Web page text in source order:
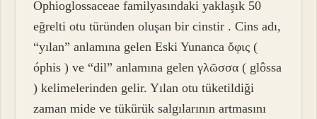
Ophioglossaceae familyasındaki yaklaşık 50
eğrelti otu türünden oluşan bir cinstir . Cins adı,
“yılan” anlamına gelen Eski Yunanca ὄφις (
óphis ) ve “dil” anlamına gelen γλῶσσα ( glôssa
) kelimelerinden gelir. Yılan otu tüketildiği
zaman mide ve tükürük salgılarının artmasını